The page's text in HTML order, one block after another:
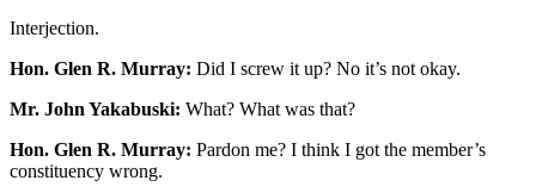
Interjection.
Hon. Glen R. Murray: Did I screw it up? No it’s not okay.
Mr. John Yakabuski: What? What was that?
Hon. Glen R. Murray: Pardon me? I think I got the member’s
constituency wrong.